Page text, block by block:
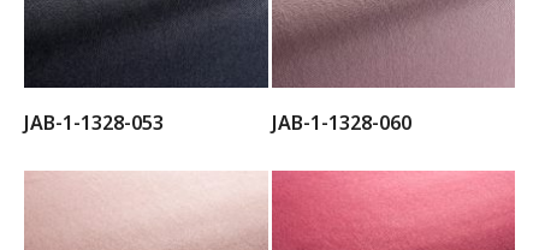
JAB-1-1328-053 JAB-1-1328-060